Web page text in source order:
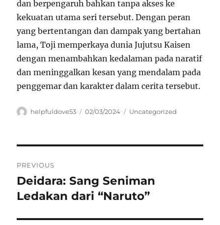
dan berpengaruh bahkan tanpa akses ke
kekuatan utama seri tersebut. Dengan peran
yang bertentangan dan dampak yang bertahan
lama, Toji memperkaya dunia Jujutsu Kaisen
dengan menambahkan kedalaman pada naratif
dan meninggalkan kesan yang mendalam pada
penggemar dan karakter dalam cerita tersebut.
Author
helpfuldove53
Posted
02/03/2024 Categories
Uncategorized
pos
PREVIOUS
Previous
post:
Deidara: Sang Seniman
Ledakan dari “Naruto”